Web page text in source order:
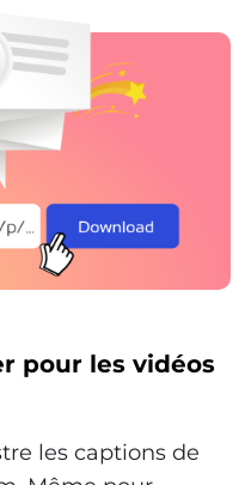
pour les vidéos
les captions de